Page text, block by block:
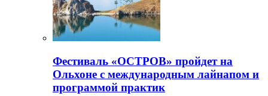
Фестиваль «ОСТРОВ» пройдет на
Ольхоне с международным лайнапом и
программой практик